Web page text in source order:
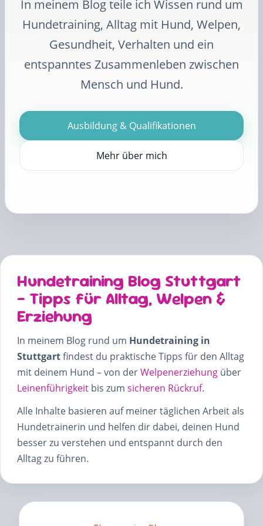
In meinem Blog teile ich Wissen rund um
Hundetraining, Alltag mit Hund, Welpen,
Gesundheit, Verhalten und ein
entspanntes Zusammenleben zwischen
Mensch und Hund.
Ausbildung & Qualifikationen
Mehr über mich
Hundetraining Blog Stuttgart
– Tipps für Alltag, Welpen &
Erziehung
In meinem Blog rund um Hundetraining in
Stuttgartfindest du praktische Tipps für den Alltag
mit deinem Hund – von derWelpenerziehung über
Leinenführigkeit bis zum sicheren Rückruf.
Alle Inhalte basieren auf meiner täglichen Arbeit als
Hundetrainerin und helfen dir dabei, deinen Hund
besser zu verstehen und entspannt durch den
Alltag zu führen.